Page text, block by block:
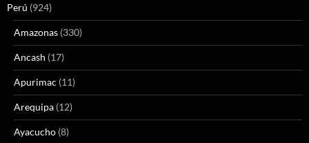
Perú (924)
Amazonas (330)
Ancash (17)
Apurimac (11)
Arequipa (12)
Ayacucho (8)